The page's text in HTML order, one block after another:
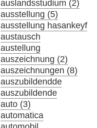
auslandsstudium (2)
ausstellung (5)
ausstellung hasankeyf
austausch
austellung
auszeichnung (2)
auszeichnungen (8)
auszubildendde
auszubildende
auto (3)
automatica